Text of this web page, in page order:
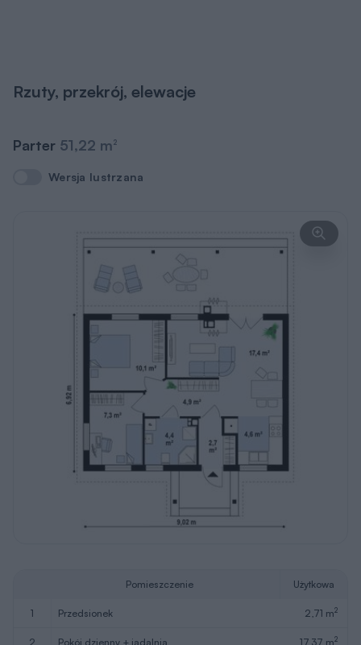
Rzuty, przekrój, elewacje
Parter 51,22 m2
Wersja lustrzana
Wersja lustrzana
Pomieszczenie Użytkowa
1 przedsionek 2,71 m2
2 pokój dzienny + jadalnia 17,37 m2